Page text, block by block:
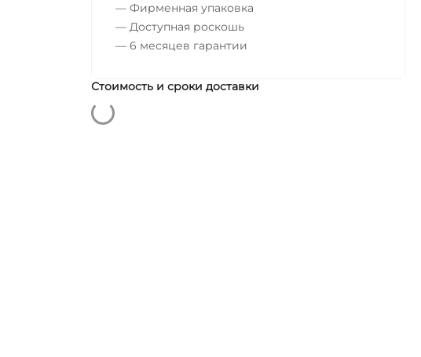
— Фирменная упаковка
— Доступная роскошь
— 6 месяцев гарантии
Стоимость и сроки доставки